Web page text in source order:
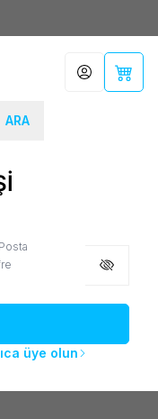
ARA
Hesabım
üye olun